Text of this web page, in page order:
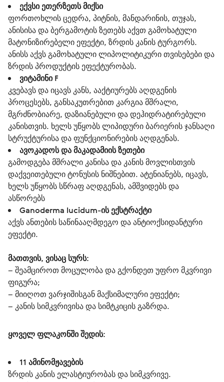
ექვსი ეთერზეთს მიქსი
ფორთოხლის ცედრა, პიტნის, მანდარინის, თუჯას,
ანისისა და ბერგამოტის ზეთებს აქვთ გამოხატული
მატონიზირებელი ეფექტი, ზრდის კანის ტურგორს.
ანისს აქვს გამოხატული ლიპოლიტიკური თვისებები და
ზრდის პროდუქტის ეფექტურობას.
ვიტამინი F
კვებავს და იცავს კანს, ააქტიურებს აღდგენის
პროცესებს, განსაკუთრებით კარგია მშრალი,
მგრძნობიარე, დაზიანებული და დეჰიდრატირებული
კანისთვის. ხელს უწყობს ლიპიდური ბარიერის ჯანსაღი
სტრუქტურისა და ფუნქციონირების აღდგენას.
ავოკადოს და მაკადამიის ზეთები
გამოდგება მშრალი კანისა და კანის მოვლისთვის
დაქვეითებული ტონუსის ნიშნებით. ატენიანებს, იცავს,
ხელს უწყობს სწრაფ აღდგენას, ამშვიდებს და
ასწორებს
Ganoderma lucidum-ის ექსტრაქტი
აქვს ანთების საწინააღმდეგო და ანტიოქსიდანტური
ეფექტი.
მათთვის, ვისაც სურს:
– შეამციროთ მოცულობა და გქონდეთ უფრო მკვრივი
ფიგურა;
– მიიღოთ ვარჯიშისგან მაქსიმალური ეფექტი;
– კანის სიმკვრივისა და სიმტკიცის გაზრდა.
ყოველ ფლაკონში შედის:
11 ამინომჟავების
ზრდის კანის ელასტიურობას და სიმკვრივე.